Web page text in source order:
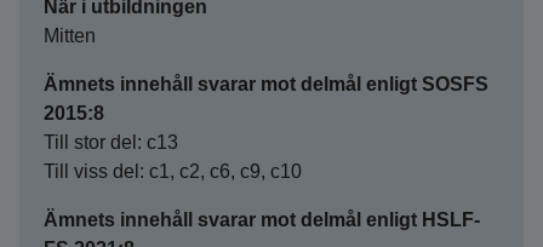
När i utbildningen
Mitten
Ämnets innehåll svarar mot delmål enligt SOSFS
2015:8
Till stor del: c13
Till viss del: c1, c2, c6, c9, c10
Ämnets innehåll svarar mot delmål enligt HSLF-